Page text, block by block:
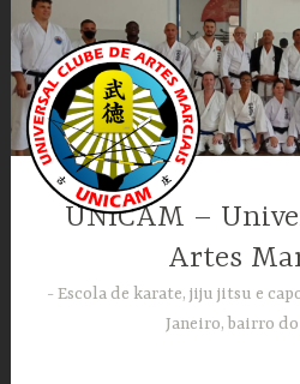
para
conteúdo
UNICAM –
Artes
Escola de karate, jiju jitsu e
Janeiro, bairro